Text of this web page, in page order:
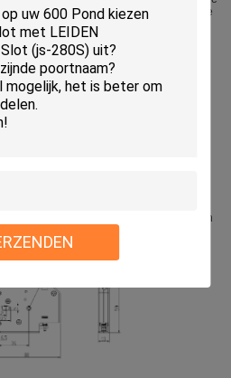
om de massaproduktie van de
ook niet adherente zijinstallatie kunnen
kan 150Kg-spanning weerstaan
niet
is ook toepasselijke militaire,
vooral voor openbare ruimten,
gebruiken largequantities
elektroforeseverf (de neutrale
op hoge temperatuur aan -40 graden